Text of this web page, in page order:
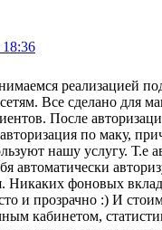
18:36
реализацией
Все сделано для
После
по маку,
нашу услугу. Т.е
автоматически
Никаких фоновых
и прозрачно :) И
кабинетом,